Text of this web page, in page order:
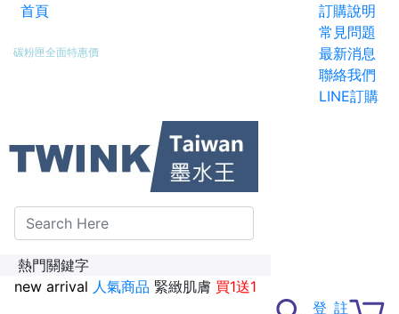
首頁
新加入會員送紅利金100點
碳粉匣全面特惠價
訂購說明
常見問題
最新消息
聯絡我們
LINE訂購
熱門關鍵字
new arrival 人氣商品 緊緻肌膚 買1送1
登 註